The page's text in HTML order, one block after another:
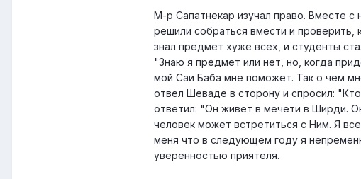
М-р Сапатнекар изучал право. Вместе
решили собраться вмести и проверить,
знал предмет хуже всех, и студенты
"Знаю я предмет или нет, но, когда
мой Саи Баба мне поможет. Так о чем
отвел Шеваде в сторону и спросил:
ответил: "Он живет в мечети в Ширди.
человек может встретиться с Ним. Я
меня что в следующем году я
уверенностью приятеля.